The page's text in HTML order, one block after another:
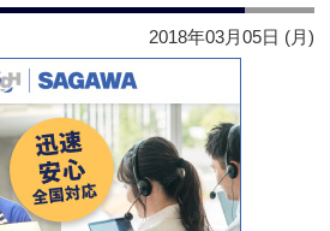
2018年03月05日 (月)